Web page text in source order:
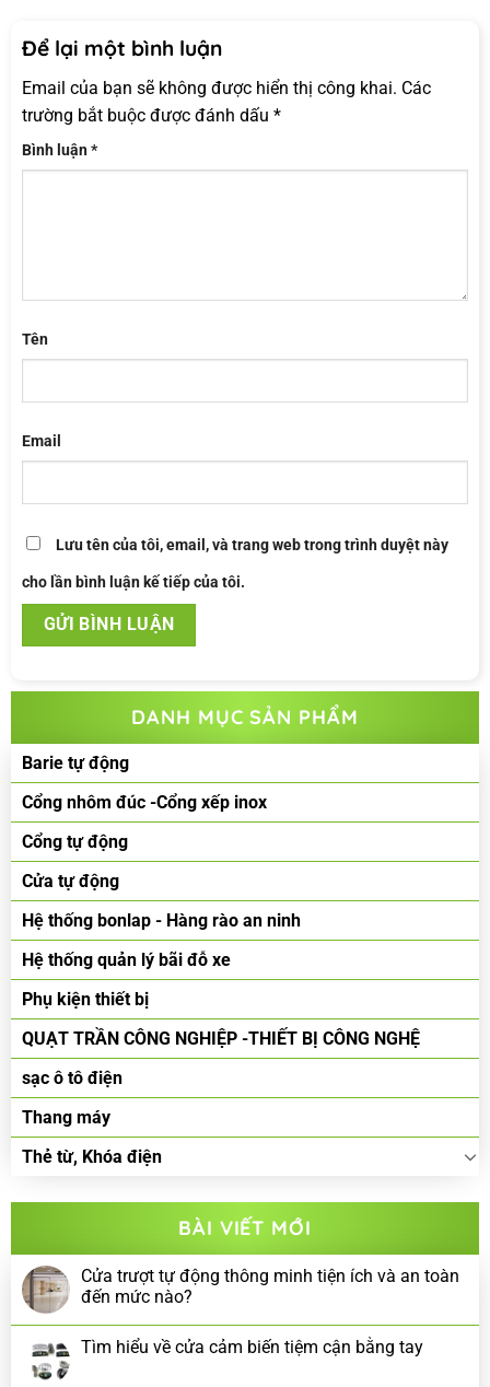
Để lại một bình luận
Email của bạn sẽ không được hiển thị công khai. Các
trường bắt buộc được đánh dấu *
Bình luận*
Tên
Email
Lưu tên của tôi, email, và trang web trong trình duyệt này
cho lần bình luận kế tiếp của tôi.
DANH MỤC SẢN PHẨM
Barie tự động
Cổng nhôm đúc -Cổng xếp inox
Cổng tự động
Cửa tự động
Hệ thống bonlap - Hàng rào an ninh
Hệ thống quản lý bãi đỗ xe
Phụ kiện thiết bị
QUẠT TRẦN CÔNG NGHIỆP -THIẾT BỊ CÔNG NGHỆ
sạc ô tô điện
Thang máy
Thẻ từ, Khóa điện
BÀI VIẾT MỚI
Cửa trượt tự động thông minh tiện ích và an toàn
đến mức nào?
Tìm hiểu về cửa cảm biến tiệm cận bằng tay